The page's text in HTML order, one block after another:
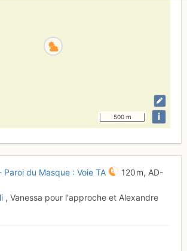
500 m i
du Masque : Voie TA 120 m, AD-
, Vanessa pour l'approche et Alexandre